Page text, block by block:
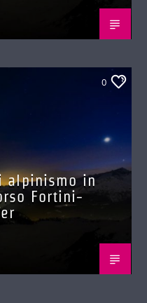
0
alpinismo in
Fortini-